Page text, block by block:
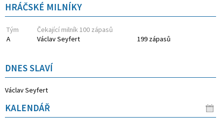
HRÁČSKÉ MILNÍKY
Tým
Čekající milník 100 zápasů
A
Václav Seyfert 199 zápasů
DNES SLAVÍ
Václav Seyfert
KALENDÁŘ